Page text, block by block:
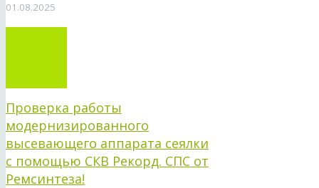
01.08.2025
Проверка работы
модернизированного
высевающего аппарата сеялки
с помощью СКВ Рекорд. СПС от
Ремсинтеза!